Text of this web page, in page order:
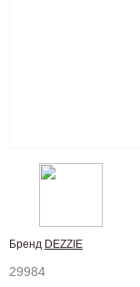
Бренд DEZZIE
29984